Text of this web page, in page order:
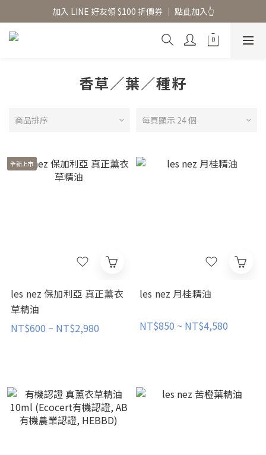
香氛水氧機、擴香香水原精  l 兩件85、三件79折
加入 LINE 好友領 $100 折價券 │ 點此加入👆
香氛水氧機、擴香香水原精  l 兩件85、三件79折
香草／葉／種籽
商品排序 每頁顯示 24 個
全新上市
les nez 保加利亞 真正薰衣
草精油
NT$600 ~ NT$2,980
les nez 月桂精油
NT$850 ~ NT$4,580